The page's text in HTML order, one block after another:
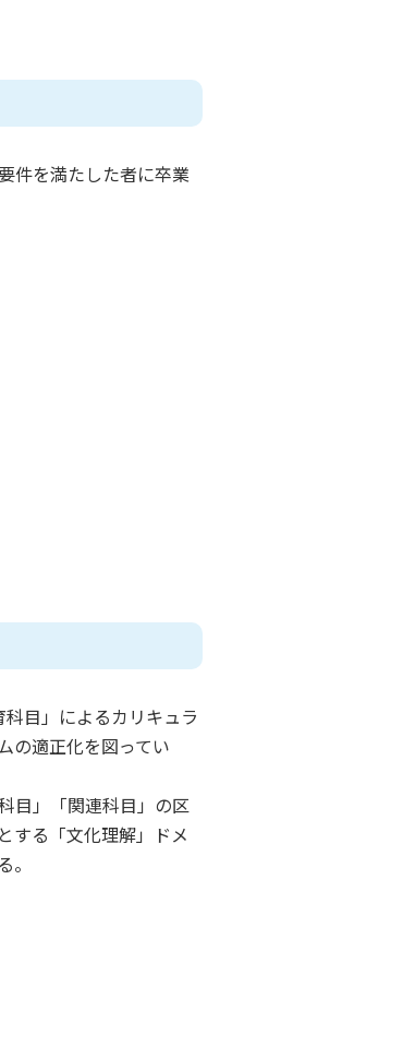
件を満たした者に卒業
目」によるカリキュラ
の適正化を図ってい
目」「関連科目」の区
する「文化理解」ドメ